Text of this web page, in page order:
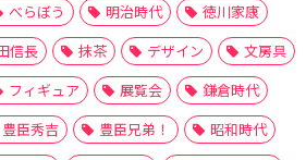
べらぼう
明治時代
徳川家康
信長
抹茶 デザイン
文房具
フィギュア
展覧会
鎌倉時代
豊臣秀吉
豊臣兄弟！
昭和時代